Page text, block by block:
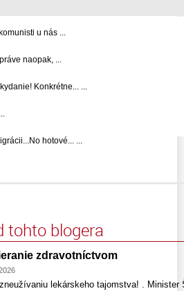
u nás ...
naopak, ...
Konkrétne... ...
hotové... ...
tohto blogera
zdravotníctvom
lekárskeho tajomstva! .